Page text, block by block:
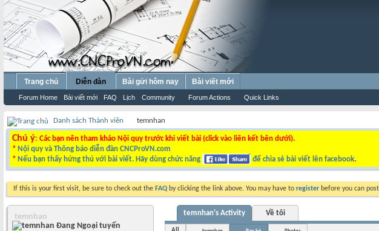
Trang chủ Diễn đàn
Forum Home Bài viết mới FAQ Lịch Community Forum Actions Quick Links
Bài gửi hôm nay Bài viết mới
Danh sách Thành viên temnhan
Chú ý: Các bạn nên tham khảo Nội quy trước khi viết bài (click vào liên kết bên dưới).
* Nội quy và Thông báo diễn đàn CNCProVN.com
* Nếu bạn thấy hứng thú với bài viết. Hãy dùng chức năng để chia sẻ bài viết lên facebook.
If this is your first visit, be sure to check out the FAQ by clicking the link above. You may have to register before you can
temnhan temnhan's Activity Về tôi